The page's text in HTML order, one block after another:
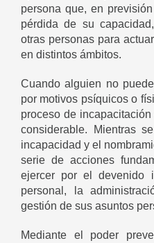
persona que, en
pérdida de su
otras personas para
en distintos ámbitos.
Cuando alguien no
por motivos psíquicos o
proceso de
considerable. Mientras
incapacidad y el
serie de acciones
ejercer por el devenido
personal, la
gestión de sus asuntos
Mediante el poder